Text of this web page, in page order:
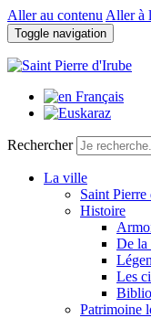
Aller au contenu Aller à
Toggle navigation
Rechercher
La ville
Saint Pierre
Histoire
De la
Les
Patrimoine